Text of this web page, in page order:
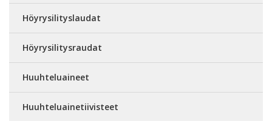
Höyrysilityslaudat
Höyrysilitysraudat
Huuhteluaineet
Huuhteluainetiivisteet